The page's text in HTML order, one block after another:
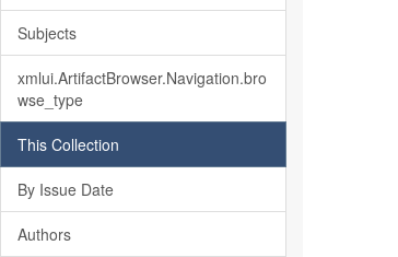
Subjects
xmlui.ArtifactBrowser.Navigation.bro
wse_type
This Collection
By Issue Date
Authors